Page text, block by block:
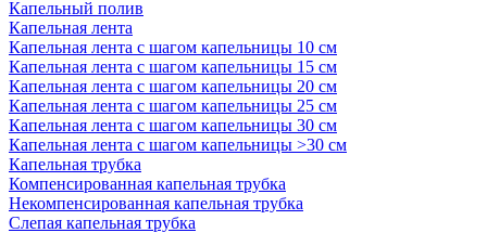
Капельный полив
Капельная лента
Капельная лента с шагом капельницы 10 см
Капельная лента с шагом капельницы 15 см
Капельная лента с шагом капельницы 20 см
Капельная лента с шагом капельницы 25 см
Капельная лента с шагом капельницы 30 см
Капельная лента с шагом капельницы >30 см
Капельная трубка
Компенсированная капельная трубка
Некомпенсированная капельная трубка
Слепая капельная трубка